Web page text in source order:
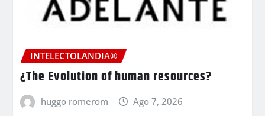
INTELECTOLANDIA®
¿The Evolution of human resources?
huggo romerom Ago 7, 2026